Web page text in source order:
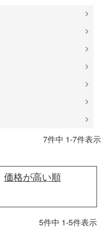
7件中 1-7件表示
価格が高い順
5件中 1-5件表示